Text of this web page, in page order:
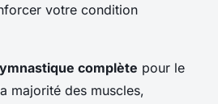
votre condition
complète pour le
majorité des muscles,